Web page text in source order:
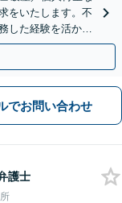
をいたします。不
した経験を活かし
ます。
でお問い合わせ
護士